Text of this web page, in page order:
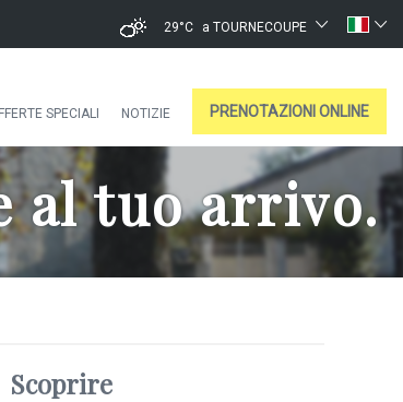
29°C a TOURNECOUPE
SPECIALI NOTIZIE PRENOTAZIONI ONLINE
al tuo arrivo.
Scoprire